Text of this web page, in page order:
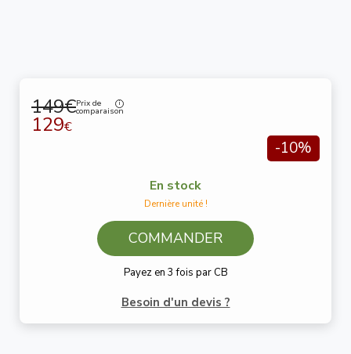
149€Prix de
comparaison
129€
-10%
En stock
Dernière unité !
COMMANDER
Payez en 3 fois par CB
Besoin d'un devis ?